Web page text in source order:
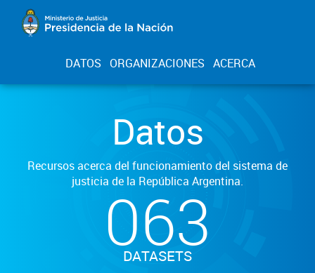
DATOS ORGANIZACIONES ACERCA
Datos
Recursos acerca del funcionamiento del sistema de
justicia de la República Argentina.
063
DATASETS